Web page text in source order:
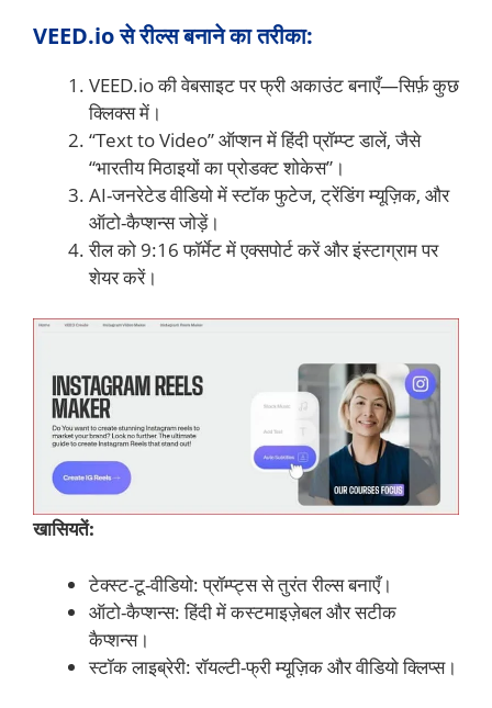
VEED.io से रील्स बनाने का तरीका:
VEED.io की वेबसाइट पर फ्री अकाउंट बनाएँ—सिर्फ़ कुछ
क्लिक्स में।
“Text to Video” ऑप्शन में हिंदी प्रॉम्प्ट डालें, जैसे
“भारतीय मिठाइयों का प्रोडक्ट शोकेस”।
AI-जनरेटेड वीडियो में स्टॉक फुटेज, ट्रेंडिंग म्यूज़िक, और
ऑटो-कैप्शन्स जोड़ें।
रील को 9:16 फॉर्मेट में एक्सपोर्ट करें और इंस्टाग्राम पर
शेयर करें।
खासियतें:
टेक्स्ट-टू-वीडियो: प्रॉम्प्ट्स से तुरंत रील्स बनाएँ।
ऑटो-कैप्शन्स: हिंदी में कस्टमाइज़ेबल और सटीक
कैप्शन्स।
स्टॉक लाइब्रेरी: रॉयल्टी-फ्री म्यूज़िक और वीडियो क्लिप्स।